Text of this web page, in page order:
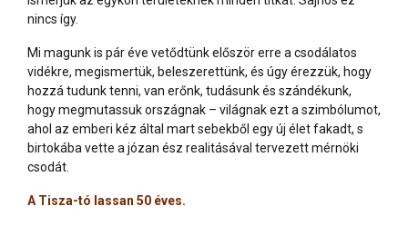
nincs így.
Mi magunk is pár éve vetődtünk először erre a csodálatos
vidékre, megismertük, beleszerettünk, és úgy érezzük, hogy
hozzá tudunk tenni, van erőnk, tudásunk és szándékunk,
hogy megmutassuk országnak – világnak ezt a szimbólumot,
ahol az emberi kéz által mart sebekből egy új élet fakadt, s
birtokába vette a józan ész realitásával tervezett mérnöki
csodát.
A Tisza-tó lassan 50 éves.